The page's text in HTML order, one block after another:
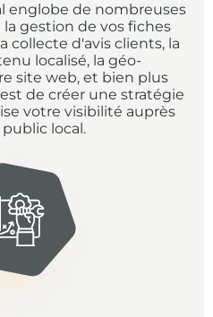
englobe de nombreuses
gestion de vos fiches
collecte d'avis clients, la
localisé, la géo-
site web, et bien plus
de créer une stratégie
votre visibilité auprès
local.